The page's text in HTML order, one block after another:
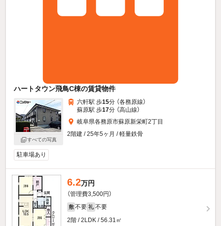
ハートタウン飛鳥C棟の賃貸物件
すべての写真
六軒駅 歩15分 （各務原線）
蘇原駅 歩17分 （高山線）
岐阜県各務原市蘇原新栄町2丁目
2階建 / 25年5ヶ月 / 軽量鉄骨
駐車場あり
6.2万円
（管理費3,500円）
敷 不要 礼 不要
2階 / 2LDK / 56.31㎡